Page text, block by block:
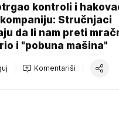
kontroli i
Stručnjaci
da li nam preti
i "pobuna mašina"
Komentariši